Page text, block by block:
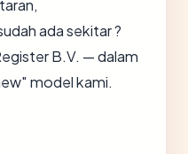
ada sekitar ?
B.V. — dalam
model kami.